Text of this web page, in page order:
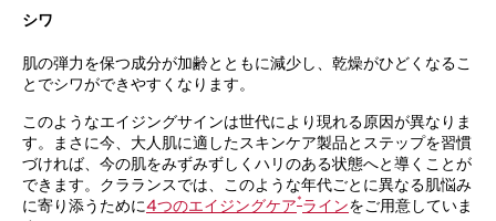
シワ
肌の弾力を保つ成分が加齢とともに減少し、乾燥がひどくなるこ
とでシワができやすくなります。
このようなエイジングサインは世代により現れる原因が異なりま
す。まさに今、大人肌に適したスキンケア製品とステップを習慣
づければ、今の肌をみずみずしくハリのある状態へと導くことが
できます。クラランスでは、このような年代ごとに異なる肌悩み
に寄り添うために4つのエイジングケア*ラインをご用意していま